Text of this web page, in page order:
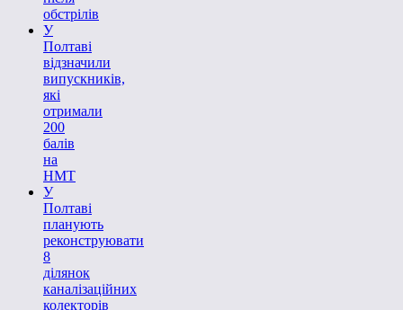
обстрілів
У
Полтаві
відзначили
випускників,
які
отримали
200
балів
на
НМТ
У
Полтаві
планують
реконструювати
8
ділянок
каналізаційних
колекторів